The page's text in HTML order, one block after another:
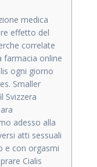
medica
effetto del
correlate
farmacia online
ogni giorno
Smaller
Svizzera
adesso alla
atti sessuali
e con orgasmi
Cialis